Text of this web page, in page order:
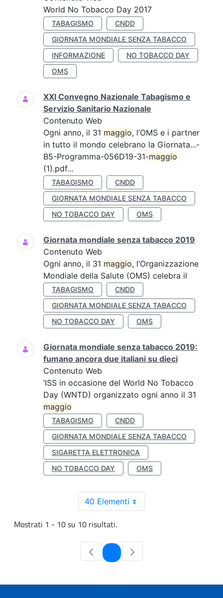
World No Tobacco Day 2017
TABAGISMO
CNDD
GIORNATA MONDIALE SENZA TABACCO
INFORMAZIONE
NO TOBACCO DAY
OMS
XXI Convegno Nazionale Tabagismo e
Servizio Sanitario Nazionale
Contenuto Web
Ogni anno, il 31 maggio, l’OMS e i partner
in tutto il mondo celebrano la Giornata...-
B5-Programma-056D19-31-maggio
(1).pdf...
TABAGISMO
CNDD
GIORNATA MONDIALE SENZA TABACCO
NO TOBACCO DAY
OMS
Giornata mondiale senza tabacco 2019
Contenuto Web
Ogni anno, il 31 maggio, l’Organizzazione
Mondiale della Salute (OMS) celebra il
TABAGISMO
CNDD
GIORNATA MONDIALE SENZA TABACCO
NO TOBACCO DAY
OMS
Giornata mondiale senza tabacco 2019:
fumano ancora due italiani su dieci
Contenuto Web
’ISS in occasione del World No Tobacco
Day (WNTD) organizzato ogni anno il 31
maggio
TABAGISMO
CNDD
GIORNATA MONDIALE SENZA TABACCO
SIGARETTA ELETTRONICA
NO TOBACCO DAY
OMS
40 Elementi
Mostrati 1 - 10 su 10 risultati.
Pagina